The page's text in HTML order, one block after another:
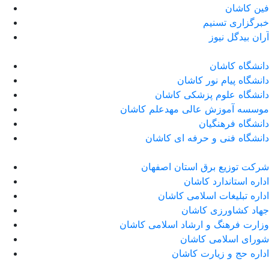
فین کاشان
خبرگزاری تسنیم
آران بیدگل نیوز
دانشگاه کاشان
دانشگاه پیام نور کاشان
دانشگاه علوم پزشکی کاشان
موسسه آموزش عالی مهدعلم کاشان
دانشگاه فرهنگیان
دانشگاه فنی و حرفه ای کاشان
شرکت توزیع برق استان اصفهان
اداره استاندارد كاشان
اداره تبلیغات اسلامی کاشان
جهاد کشاورزی کاشان
وزارت فرهنگ و ارشاد اسلامی کاشان
شورای اسلامی کاشان
اداره حج و زیارت کاشان